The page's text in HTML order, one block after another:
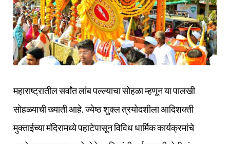
महाराष्ट्रातील सर्वांत लांब पल्ल्याचा सोहळा म्हणून या पालखी
सोहळ्याची ख्याती आहे. ज्येष्ठ शुक्‍ल त्रयोदशीला आदिशक्ती
मुक्ताईच्या मंदिरामध्ये पहाटेपासून विविध धार्मिक कार्यक्रमांचे